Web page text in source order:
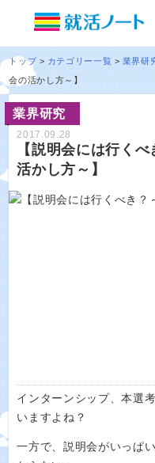
トップ カテゴリー一覧 業界研
会の活かし方～】
業界研究
2017.09.28
【説明会には行く
活かし方～】
インターンシップ、本選
いますよね？
一方で、説明会がいっぱ